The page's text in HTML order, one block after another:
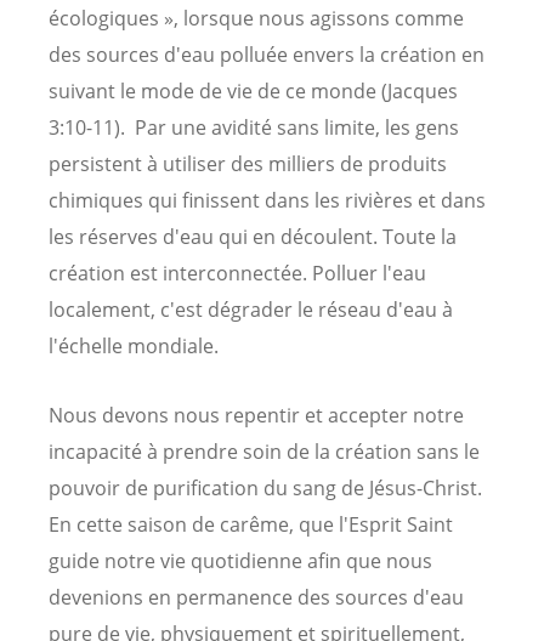
écologiques », lorsque nous agissons comme
des sources d'eau polluée envers la création en
suivant le mode de vie de ce monde (Jacques
3:10-11). Par une avidité sans limite, les gens
persistent à utiliser des milliers de produits
chimiques qui finissent dans les rivières et dans
les réserves d'eau qui en découlent. Toute la
création est interconnectée. Polluer l'eau
localement, c'est dégrader le réseau d'eau à
l'échelle mondiale.
Nous devons nous repentir et accepter notre
incapacité à prendre soin de la création sans le
pouvoir de purification du sang de Jésus-Christ.
En cette saison de carême, que l'Esprit Saint
guide notre vie quotidienne afin que nous
devenions en permanence des sources d'eau
pure de vie, physiquement et spirituellement,